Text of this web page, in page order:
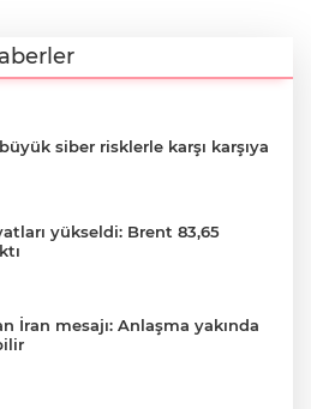
siber risklerle karşı karşıya
yükseldi: Brent 83,65
İran mesajı: Anlaşma yakında